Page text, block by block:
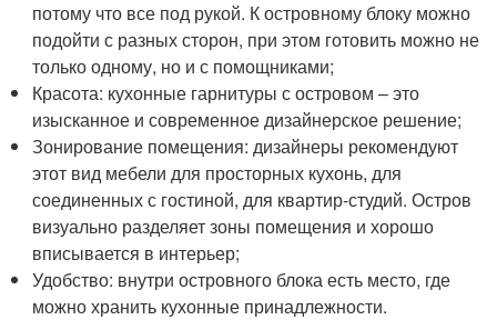
потому что все под рукой. К островному блоку можно
подойти с разных сторон, при этом готовить можно не
только одному, но и с помощниками;
Красота: кухонные гарнитуры с островом – это
изысканное и современное дизайнерское решение;
Зонирование помещения: дизайнеры рекомендуют
этот вид мебели для просторных кухонь, для
соединенных с гостиной, для квартир-студий. Остров
визуально разделяет зоны помещения и хорошо
вписывается в интерьер;
Удобство: внутри островного блока есть место, где
можно хранить кухонные принадлежности.